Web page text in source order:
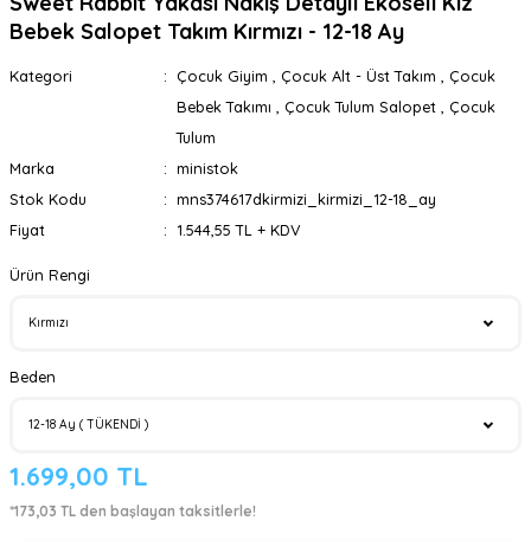
Bebek Salopet Takım Kırmızı - 12-18 Ay
Kategori Çocuk Giyim Çocuk Alt - Üst Takım
Çocuk
Bebek Takımı
Çocuk Tulum Salopet
Çocuk
Tulum
Marka
ministok
Stok Kodu
mns374617dkirmizi_kirmizi_12-18_ay
Fiyat
1.544,55 TL + KDV
Ürün Rengi
Beden
1.699,00 TL
*173,03 TL den başlayan taksitlerle!